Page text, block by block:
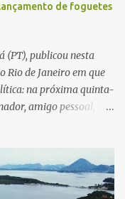
de foguetes
(PT), publicou nesta
Rio de Janeiro em que
na próxima quinta-
amigo pessoal,
Maricá em um
estratégica. Segundo
maior sobre a